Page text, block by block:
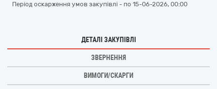
Період оскарження умов закупівлі - по 15-06-2026, 00:00
ДЕТАЛІ ЗАКУПІВЛІ
ЗВЕРНЕННЯ
ВИМОГИ/СКАРГИ